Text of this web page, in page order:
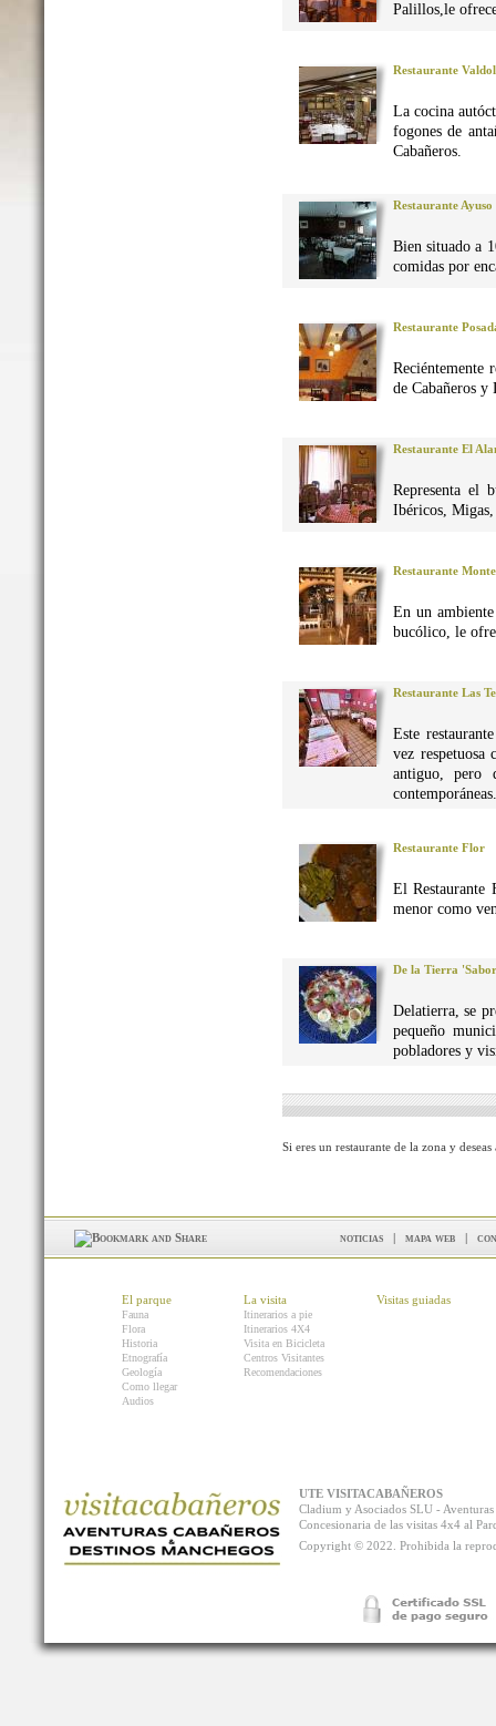
Palillos,le
Restaurante
La cocina
fogones de
Cabañeros.
Restaurante Ayuso
Bien situado a
comidas por
Restaurante
Reciéntemente
de Cabañeros y
Restaurante El
Representa el
Ibéricos, Migas,
Restaurante
En un
bucólico, le
Restaurante Las
Este
vez
antiguo, pero
contemporáneas.
Restaurante Flor
El Restaurante
menor como
De la Tierra
Delatierra, se
pequeño
pobladores y
Si eres un restaurante de la zona y
noticias | mapa web |
El parque
Fauna
Flora
Historia
Etnografía
Geología
Como llegar
Audios
La visita
Itinerarios a pie
Itinerarios 4X4
Visita en Bicicleta
Centros Visitantes
Recomendaciones
Visitas guiadas
UTE VISITACABAÑEROS
Cladium y Asociados SLU -
Concesionaria de las visitas 4x4 al
Copyright © 2022. Prohibida la